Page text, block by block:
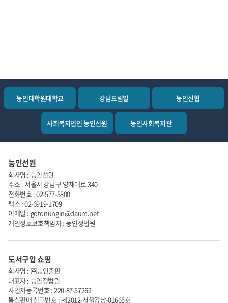
능인대학원대학교 강남드림빌 능인신협
사회복지법인 능인선원 능인사회복지관
능인선원
회사명 : 능인선원
주소 : 서울시 강남구 양재대로 340
전화번호 : 02-577-5800
팩스 : 02-6919-1709
이메일 : gotonungin@daum.net
개인정보보호책임자 : 능인정법원
도서구입 쇼핑
회사명 : ㈜능인출판
대표자 : 능인정법원
사업자등록번호 : 220-87-57262
통신판매 신고번호 : 제2012-서울강남-01665호